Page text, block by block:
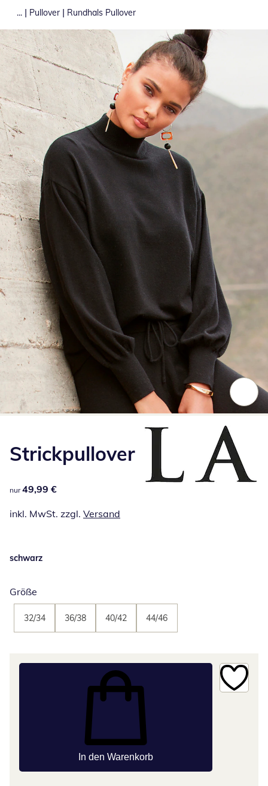
... | Pullover | Rundhals Pullover
Strickpullover
49,99 €
nur 49,99 €
inkl. MwSt. zzgl. Versand
schwarz
Größe
32/34 36/38 40/42 44/46
In den Warenkorb